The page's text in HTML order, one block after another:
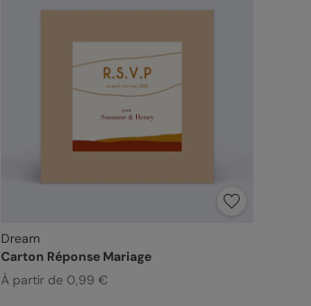
Dream
Carton Réponse Mariage
À partir de 0,99 €